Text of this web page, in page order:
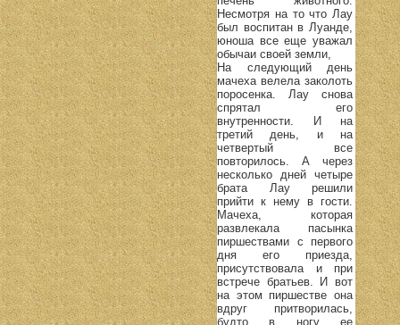
Несмотря на то что Лау
был воспитан в Луанде,
юноша все еще уважал
обычаи своей земли,
На следующий день
мачеха велела заколоть
поросенка. Лау снова
спрятал его
внутренности. И на
третий день, и на
четвертый все
повторилось. А через
несколько дней четыре
брата Лау решили
прийти к нему в гости.
Мачеха, которая
развлекала пасынка
пиршествами с первого
дня его приезда,
присутствовала и при
встрече братьев. И вот
на этом пиршестве она
вдруг притворилась,
будто в ногу ее